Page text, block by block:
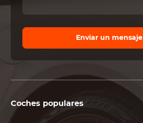
Enviar un mensaje
Coches populares